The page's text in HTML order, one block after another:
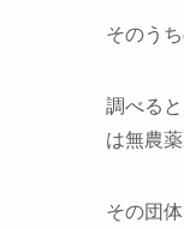
そのう
調べる
は無農
その団